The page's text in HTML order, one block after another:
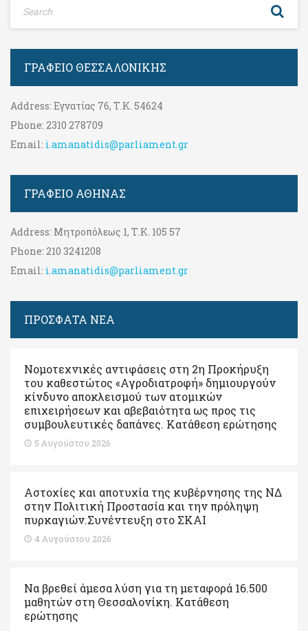
ΓΡΑΦΕΊΟ ΘΕΣΣΑΛΟΝΊΚΗΣ
Address: Εγνατίας 76, Τ.Κ. 54624
Phone: 2310 278709
Email: i.amanatidis@parliament.gr
ΓΡΑΦΕΊΟ ΑΘΉΝΑΣ
Address: Μητροπόλεως 1, Τ.Κ. 105 57
Phone: 210 3241208
Email: i.amanatidis@parliament.gr
ΠΡΟΣΦΑΤΑ ΝΕΑ
Νομοτεχνικές αντιφάσεις στη 2η Προκήρυξη
του καθεστώτος «Αγροδιατροφή» δημιουργούν
κίνδυνο αποκλεισμού των ατομικών
επιχειρήσεων και αβεβαιότητα ως προς τις
συμβουλευτικές δαπάνες. Κατάθεση ερώτησης
5 Αυγούστου 2026
Αστοχίες και αποτυχία της κυβέρνησης της ΝΔ
στην Πολιτική Προστασία και την πρόληψη
πυρκαγιών.Συνέντευξη στο ΣΚΑΙ
4 Αυγούστου 2026
Να βρεθεί άμεσα λύση για τη μεταφορά 16.500
μαθητών στη Θεσσαλονίκη. Κατάθεση
ερώτησης